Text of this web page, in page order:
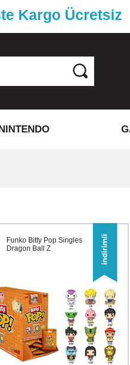
Kargo Ücretsiz
Funko Bitty Pop Singles
Dragon Ball Z